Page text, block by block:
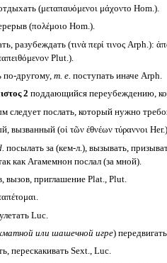
(μεταπαυόμενοι μάχοντο Hom.).
(πολέμοιο Hom.).
разубеждать (τινὰ περί τινος Arph.):
Plut.).
по-другому, т. е. поступать иначе Arph.
2 поддающийся переубеждению,
следует послать, который нужно
вызванный (οἱ τῶν ἐθνέων τύραννοι
посылать за (кем-л.), вызывать,
как Агамемнон послал (за мной).
вызов, приглашение Plat., Plut.
Luc.
или шашечной игре)
перескакивать Sext., Luc.